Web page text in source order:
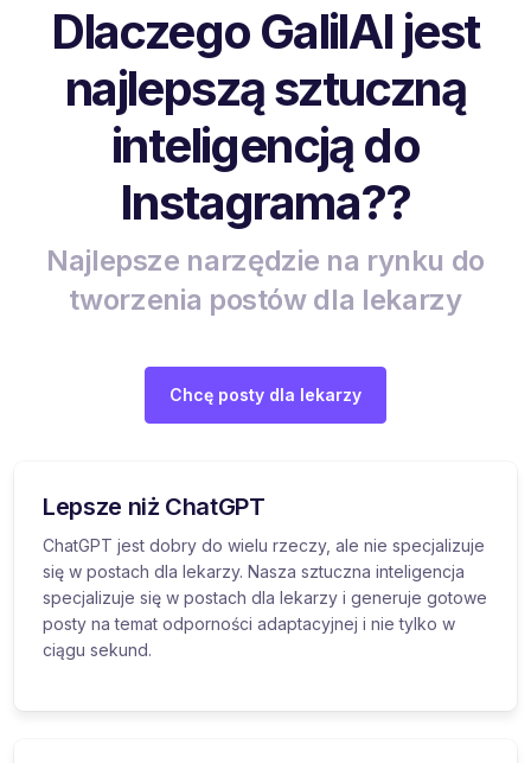
Dlaczego GalilAI jest
najlepszą sztuczną
inteligencją do
Instagrama??
Najlepsze narzędzie na rynku do
tworzenia postów dla lekarzy
Chcę posty dla lekarzy
Lepsze niż ChatGPT
ChatGPT jest dobry do wielu rzeczy, ale nie specjalizuje
się w postach dla lekarzy. Nasza sztuczna inteligencja
specjalizuje się w postach dla lekarzy i generuje gotowe
posty na temat odporności adaptacyjnej i nie tylko w
ciągu sekund.